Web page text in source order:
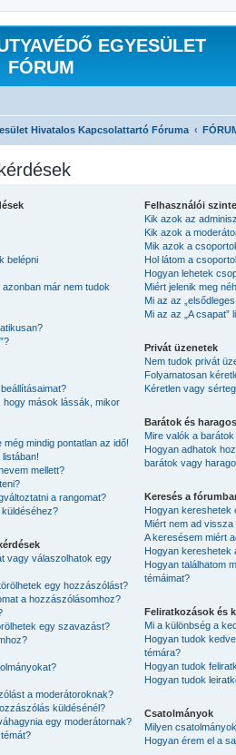
EGYESÜLET
FÓRUM
Hivatalos Kapcsolattartó Fóruma
belépni
már nem tudok
hogy mások lássák, mikor
mindig pontatlan az idő!
mellett?
a rangomat?
küldéséhez?
vagy válaszolhatok egy
egy hozzászólást?
a hozzászólásomhoz?
egy szavazást?
a moderátoroknak?
küldésénél?
egy moderátornak?
Felhasználói
Kik azok az
Kik azok a
Mik azok a
Hol látom a
Hogyan lehetek
Miért jelenik meg
Mi az az
Mi az az „A csapat”
Privát üzenetek
Nem tudok privát
Folyamatosan
Kéretlen vagy
Barátok és
Mire valók a
Hogyan adhatok
barátok vagy
Keresés a
Hogyan kereshetek
Miért nem ad
A keresésem miért
Hogyan kereshetek
Hogyan találhatom
témáimat?
Feliratkozások és
Mi a különbség a
Hogyan tudok
témára?
Hogyan tudok
Hogyan tudok
Csatolmányok
Milyen
Hogyan érem el a